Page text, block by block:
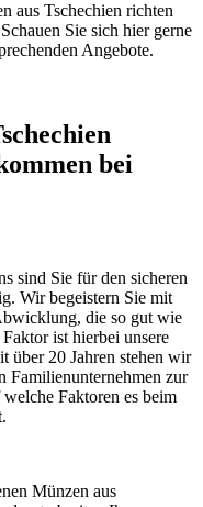
aus Tschechien richten
Sie sich hier gerne
Angebote.
bei
sind Sie für den sicheren
Wir begeistern Sie mit
die so gut wie
ist hierbei unsere
über 20 Jahren stehen wir
Familienunternehmen zur
Faktoren es beim
Münzen aus